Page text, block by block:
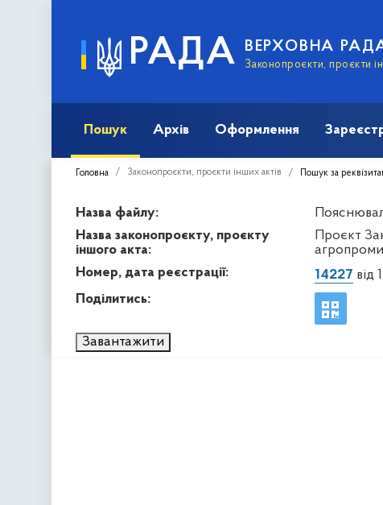
РАДА ВЕРХОВНА
Законопроєкти, проєкти
Пошук Архів Оформлення
Головна Законопроєкти, проєкти інших актів Пошук за
Назва файлу:
Назва законопроєкту, проєкту
іншого акта:
Проєкт
Номер, дата реєстрації:
14227 від
Поділитись:
Завантажити